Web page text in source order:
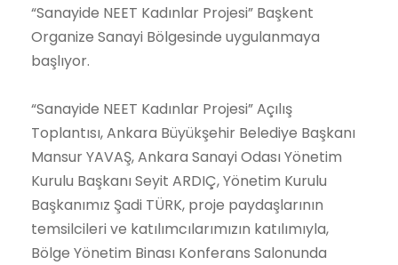
“Sanayide NEET Kadınlar Projesi” Başkent
Organize Sanayi Bölgesinde uygulanmaya
başlıyor.
“Sanayide NEET Kadınlar Projesi” Açılış
Toplantısı, Ankara Büyükşehir Belediye Başkanı
Mansur YAVAŞ, Ankara Sanayi Odası Yönetim
Kurulu Başkanı Seyit ARDIÇ, Yönetim Kurulu
Başkanımız Şadi TÜRK, proje paydaşlarının
temsilcileri ve katılımcılarımızın katılımıyla,
Bölge Yönetim Binası Konferans Salonunda